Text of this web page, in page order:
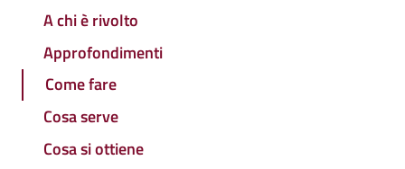
A chi è rivolto
Approfondimenti
Come fare
Cosa serve
Cosa si ottiene